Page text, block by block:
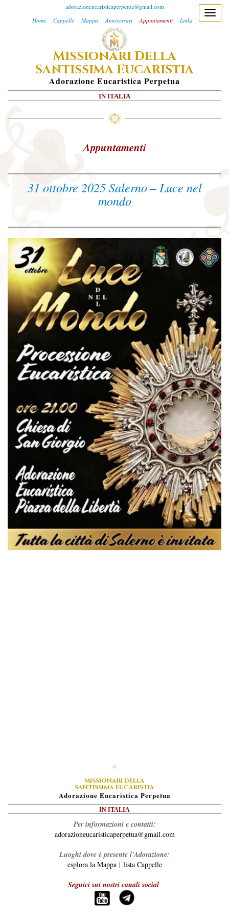
adorazioneucaristicaperpetua@gmail.com
Home
Cappelle Mappa Anniversari Appuntamenti Links
MISSIONARI DELLA
SANTISSIMA EUCARISTIA
ADorazione EUcaristica PErpetua
IN ITALIA
T
n
v
Appuntamenti
31 ottobre 2025 Salerno – Luce nel
mondo
MISSIONARI DELLA
SANTISSIMA EUCARISTIA
ADorazione EUcaristica PErpetua
IN ITALIA
Per informazioni e contatti:
adorazioneucaristicaperpetua@gmail.com
Luoghi dove è presente l'Adorazione:
esplora la Mappa| lista Cappelle
Seguici sui nostri canali social